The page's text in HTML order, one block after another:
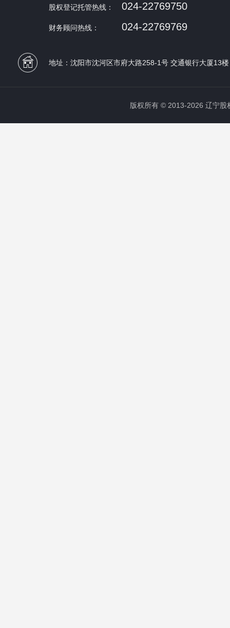
股权登记托管热线： 024-22769750
财务顾问热线： 024-22769769
地址：沈阳市沈河区市府大路258-1号 交通银行大厦13楼
版权所有 © 2013-2026 辽宁